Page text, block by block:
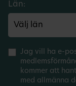
Län:
Jag vill ha e-
kommer att
med allmänna